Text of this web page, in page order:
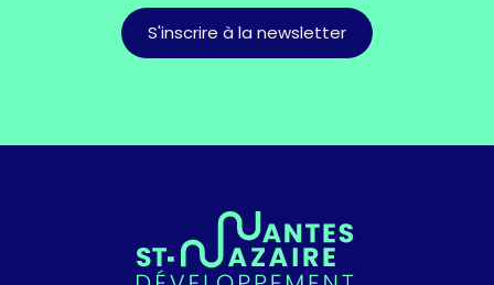
S'inscrire à la newsletter